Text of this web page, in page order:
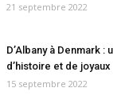
21 septembre 2022
D’Albany à Denmark :
d’histoire et de
15 septembre 2022